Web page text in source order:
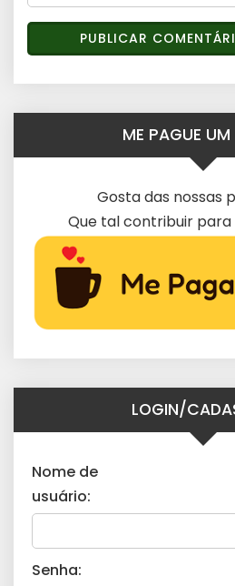
ME PAGUE
Gosta das nossas
Que tal contribuir
LOGIN/
Nome de
usuário:
Senha: